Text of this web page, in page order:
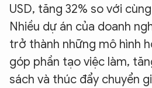
USD, tăng 32% so với
Nhiều dự án của doanh
trở thành những mô hình
góp phần tạo việc làm,
sách và thúc đẩy chuyển